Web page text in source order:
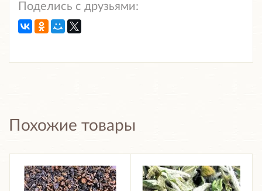
Поделись с друзьями:
Похожие товары